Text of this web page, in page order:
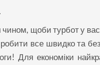
щоби турбот у вас
все швидко та
Для економіки